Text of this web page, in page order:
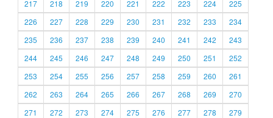
217
218 219 220 221 222 223 224
225
226
227 228 229 230 231 232 233
234
235
236 237 238 239 240 241 242
243
244
245 246 247 248 249 250 251
252
253
254 255 256 257 258 259 260
261
262
263 264 265 266 267 268 269
270
271
272 273 274 275 276 277 278
279